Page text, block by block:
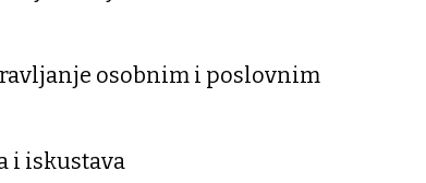
osobnim i poslovnim
i iskustava